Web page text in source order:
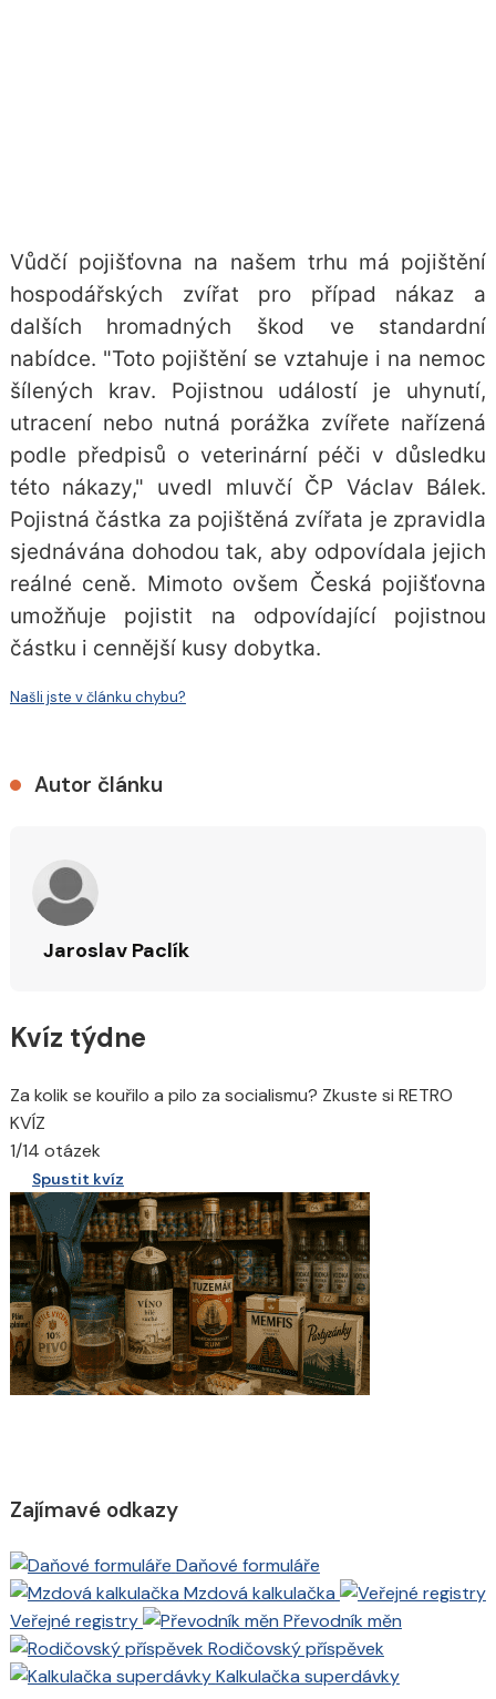
Vůdčí pojišťovna na našem trhu má pojištění
hospodářských zvířat pro případ nákaz a
dalších hromadných škod ve standardní
nabídce. "Toto pojištění se vztahuje i na nemoc
šílených krav. Pojistnou událostí je uhynutí,
utracení nebo nutná porážka zvířete nařízená
podle předpisů o veterinární péči v důsledku
této nákazy," uvedl mluvčí ČP Václav Bálek.
Pojistná částka za pojištěná zvířata je zpravidla
sjednávána dohodou tak, aby odpovídala jejich
reálné ceně. Mimoto ovšem Česká pojišťovna
umožňuje pojistit na odpovídající pojistnou
částku i cennější kusy dobytka.
Našli jste v článku chybu?
Autor článku
Jaroslav Paclík
Kvíz týdne
Za kolik se kouřilo a pilo za socialismu? Zkuste si RETRO
KVÍZ
1/14 otázek
Spustit kvíz
Zajímavé odkazy
Daňové formuláře
Mzdová kalkulačka
Veřejné registry
Převodník měn
Rodičovský příspěvek
Kalkulačka superdávky